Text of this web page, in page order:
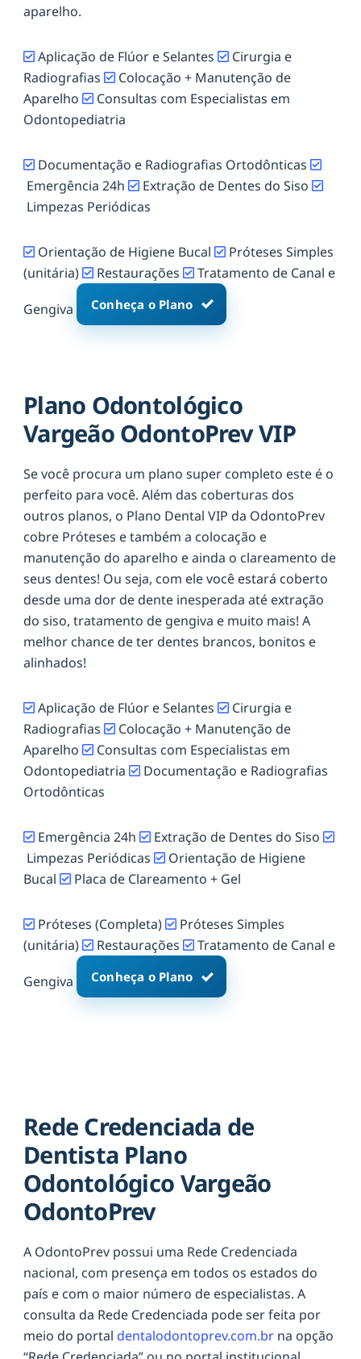
aparelho.
Aplicação de Flúor e Selantes
Cirurgia e
Radiografias
Colocação + Manutenção de
Aparelho
Consultas com Especialistas em
Odontopediatria
Documentação e Radiografias Ortodônticas
Emergência 24h
Extração de Dentes do Siso
Limpezas Periódicas
Orientação de Higiene Bucal
Próteses Simples
(unitária)
Restaurações Tratamento de Canal e
Gengiva Conheça o Plano
Plano Odontológico
Vargeão OdontoPrev VIP
Se você procura um plano super completo este é o
perfeito para você. Além das coberturas dos
outros planos, o Plano Dental VIP da OdontoPrev
cobre Próteses e também a colocação e
manutenção do aparelho e ainda o clareamento de
seus dentes! Ou seja, com ele você estará coberto
desde uma dor de dente inesperada até extração
do siso, tratamento de gengiva e muito mais! A
melhor chance de ter dentes brancos, bonitos e
alinhados!
Aplicação de Flúor e Selantes
Cirurgia e
Radiografias
Colocação + Manutenção de
Aparelho
Consultas com Especialistas em
Odontopediatria
Documentação e Radiografias
Ortodônticas
Emergência 24h
Extração de Dentes do Siso
Limpezas Periódicas
Orientação de Higiene
Bucal
Placa de Clareamento + Gel
Próteses (Completa)
Próteses Simples
(unitária)
Restaurações Tratamento de Canal e
Gengiva Conheça o Plano
Rede Credenciada de
Dentista Plano
Odontológico Vargeão
OdontoPrev
A OdontoPrev possui uma Rede Credenciada
nacional, com presença em todos os estados do
país e com o maior número de especialistas. A
consulta da Rede Credenciada pode ser feita por
meio do portal dentalodontoprev.com.br na opção